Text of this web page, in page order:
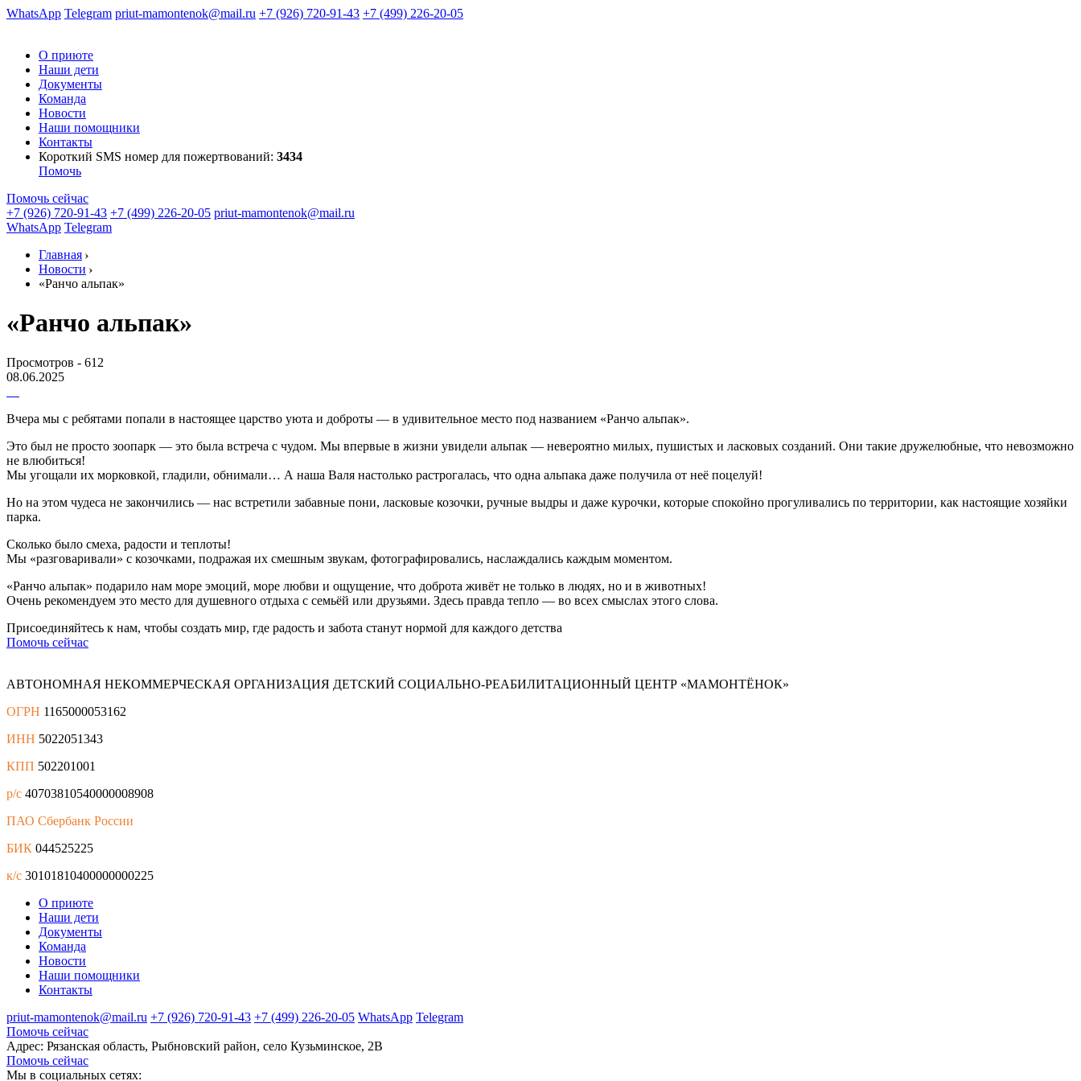
WhatsApp Telegram priut-mamontenok@mail.ru +7 (926) 720-91-43 +7 (499) 226-20-05
О приюте
Наши дети
Документы
Команда
Новости
Наши помощники
Контакты
Короткий SMS номер для пожертвований: 3434
Помочь
Помочь сейчас
+7 (926) 720-91-43 +7 (499) 226-20-05 priut-mamontenok@mail.ru
WhatsApp Telegram
Главная
Новости
«Ранчо альпак»
«Ранчо альпак»
Просмотров - 612
08.06.2025
Вчера мы с ребятами попали в настоящее царство уюта и доброты — в удивительное место под названием «Ранчо альпак».
Это был не просто зоопарк — это была встреча с чудом. Мы впервые в жизни увидели альпак — невероятно милых, пушистых и ласковых созданий. Они такие дружелюбные, что невозможно
не влюбиться!
Мы угощали их морковкой, гладили, обнимали… А наша Валя настолько растрогалась, что одна альпака даже получила от неё поцелуй!
Но на этом чудеса не закончились — нас встретили забавные пони, ласковые козочки, ручные выдры и даже курочки, которые спокойно прогуливались по территории, как настоящие хозяйки
парка.
Сколько было смеха, радости и теплоты!
Мы «разговаривали» с козочками, подражая их смешным звукам, фотографировались, наслаждались каждым моментом.
«Ранчо альпак» подарило нам море эмоций, море любви и ощущение, что доброта живёт не только в людях, но и в животных!
Очень рекомендуем это место для душевного отдыха с семьёй или друзьями. Здесь правда тепло — во всех смыслах этого слова.
Присоединяйтесь к нам, чтобы создать мир, где радость и забота станут нормой для каждого детства
Помочь сейчас
АВТОНОМНАЯ НЕКОММЕРЧЕСКАЯ ОРГАНИЗАЦИЯ ДЕТСКИЙ СОЦИАЛЬНО-РЕАБИЛИТАЦИОННЫЙ ЦЕНТР «МАМОНТЁНОК»
ОГРН 1165000053162
ИНН 5022051343
КПП 502201001
р/с 40703810540000008908
ПАО Сбербанк России
БИК 044525225
к/с 30101810400000000225
О приюте
Наши дети
Документы
Команда
Новости
Наши помощники
Контакты
priut-mamontenok@mail.ru +7 (926) 720-91-43 +7 (499) 226-20-05 WhatsApp Telegram
Помочь сейчас
Адрес: Рязанская область, Рыбновский район, село Кузьминское, 2В
Помочь сейчас
Мы в социальных сетях: